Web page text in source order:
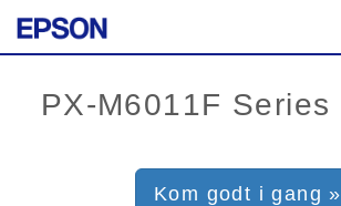
Kom godt i gang »